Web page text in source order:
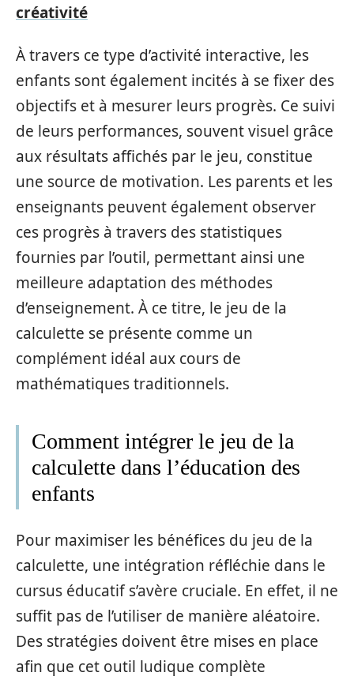
créativité
À travers ce type d’activité interactive, les
enfants sont également incités à se fixer des
objectifs et à mesurer leurs progrès. Ce suivi
de leurs performances, souvent visuel grâce
aux résultats affichés par le jeu, constitue
une source de motivation. Les parents et les
enseignants peuvent également observer
ces progrès à travers des statistiques
fournies par l’outil, permettant ainsi une
meilleure adaptation des méthodes
d’enseignement. À ce titre, le jeu de la
calculette se présente comme un
complément idéal aux cours de
mathématiques traditionnels.
Comment intégrer le jeu de la
calculette dans l’éducation des
enfants
Pour maximiser les bénéfices du jeu de la
calculette, une intégration réfléchie dans le
cursus éducatif s’avère cruciale. En effet, il ne
suffit pas de l’utiliser de manière aléatoire.
Des stratégies doivent être mises en place
afin que cet outil ludique complète